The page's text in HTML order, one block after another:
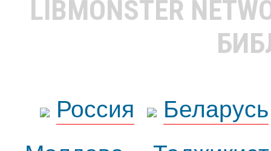
LIBMONSTER
Россия
Беларусь